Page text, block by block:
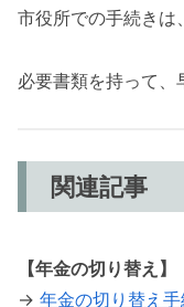
市役所での手続きは
必要書類を持って、
関連記事
【年金の切り替え】
→ 年金の切り替え手